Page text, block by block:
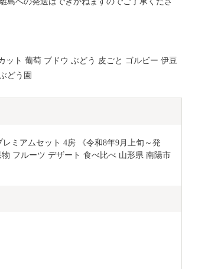
ット 葡萄 ブドウ ぶどう 皮ごと ゴルビー 伊豆
どう園
ミアムセット 4房 《令和8年9月上旬～発
フルーツ デザート 食べ比べ 山形県 南陽市